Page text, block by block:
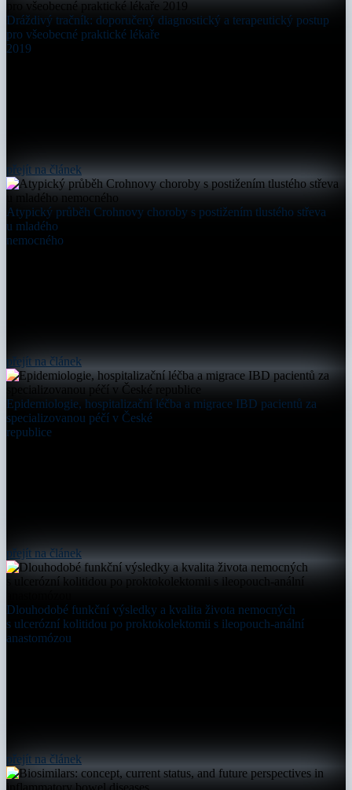
Dráždivý tračník: doporučený diagnostický a terapeutický postup
pro všeobecné praktické lékaře
2019
přejít na článek
Atypický průběh Crohnovy choroby s postižením tlustého střeva
u mladého
nemocného
přejít na článek
Epidemiologie, hospitalizační léčba a migrace IBD pacientů za
specializovanou péčí v České
republice
přejít na článek
Dlouhodobé funkční výsledky a kvalita života nemocných
s ulcerózní kolitidou po proktokolektomii s ileopouch-anální
anastomózou
přejít na článek